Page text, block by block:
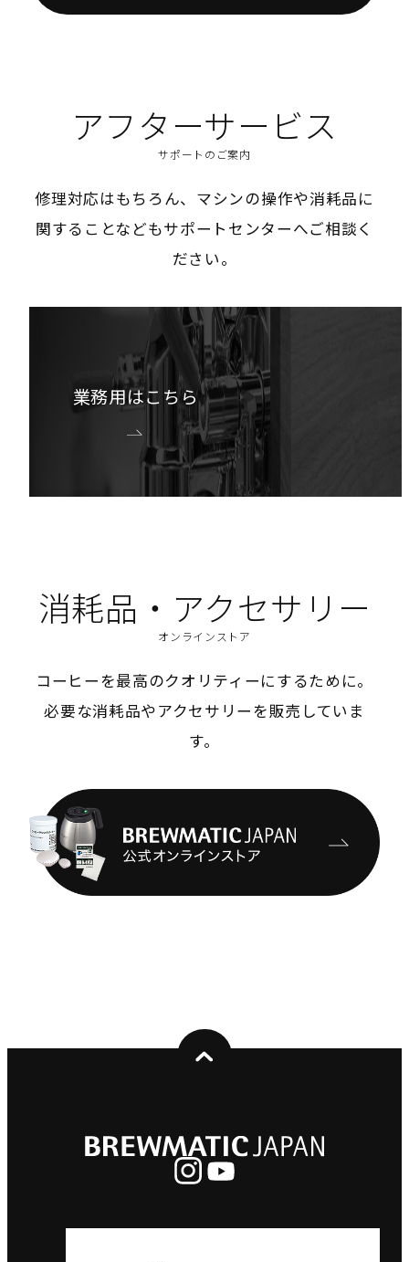
アフターサービス
サポートのご案内
修理対応はもちろん、マシンの操作や消耗品に
関することなどもサポートセンターへご相談く
ださい。
業務用はこちら
消耗品・アクセサリー
オンラインストア
コーヒーを最高のクオリティーにするために。
必要な消耗品やアクセサリーを販売していま
す。